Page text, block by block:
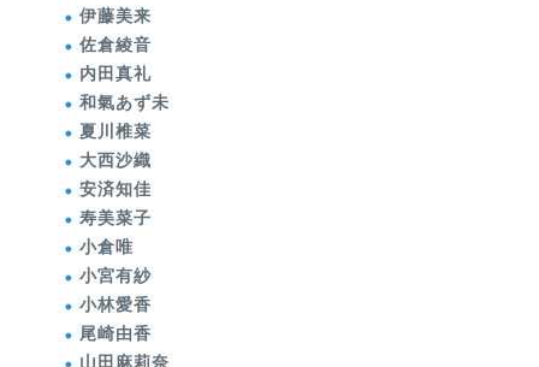
伊藤美来
佐倉綾音
内田真礼
和氣あず未
夏川椎菜
大西沙織
安済知佳
寿美菜子
小倉唯
小宮有紗
小林愛香
尾崎由香
山田麻莉奈